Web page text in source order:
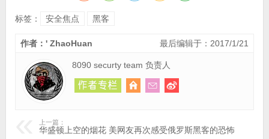
标签： 安全焦点 黑客
最后编辑于：2017/1/21
作者：' ZhaoHuan
8090 securty team 负责人
上一篇：
华盛顿上空的烟花 美网友再次感受俄罗斯黑客的恐怖